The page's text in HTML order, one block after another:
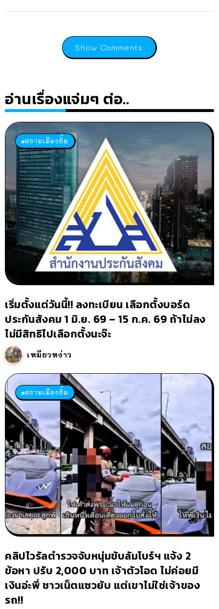
Show Comments
อ่านเรื่องแจ่มๆ ต่อ..
สยามเมืองยิ้ม
เริ่มตั้งแต่วันนี้!! ลงทะเบียน เลือกตั้งบอร์ด
ประกันสังคม 1 มิ.ย. 69 – 15 ก.ค. 69 ถ้าไม่ลง
ไม่มีสิทธิไปเลือกตั้งนะจ๊ะ
เหมียวหง่าว
สยามเมืองยิ้ม
คลิปไวรัลตำรวจจับหนุ่มขับลัมโบร์ฯ แจ้ง 2
ข้อหา ปรับ 2,000 บาท เจ้าตัวโอด ไม่ค่อยมี
เงินอ่ะพี่ ชาวเน็ตแซวยับ แต่เขาไม่ใช่เจ้าของ
รถ!!